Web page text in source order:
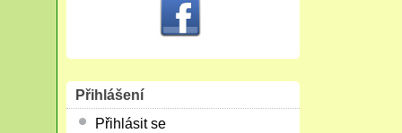
Přihlášení
Přihlásit se